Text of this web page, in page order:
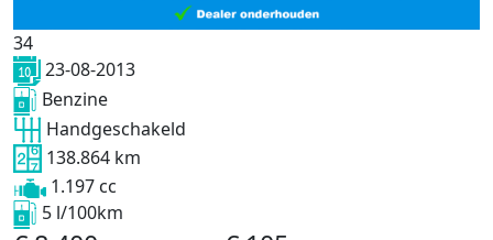
34
23-08-2013
Benzine
Handgeschakeld
138.864 km
1.197 cc
5 l/100km